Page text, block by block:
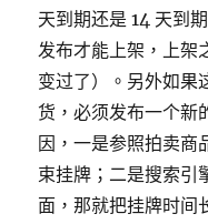
天到期还是 14 天到
发布才能上架，上架
变过了）。另外如果
货，必须发布一个新
因，一是参照拍卖商
束挂牌；二是搜索引
面，那就把挂牌时间